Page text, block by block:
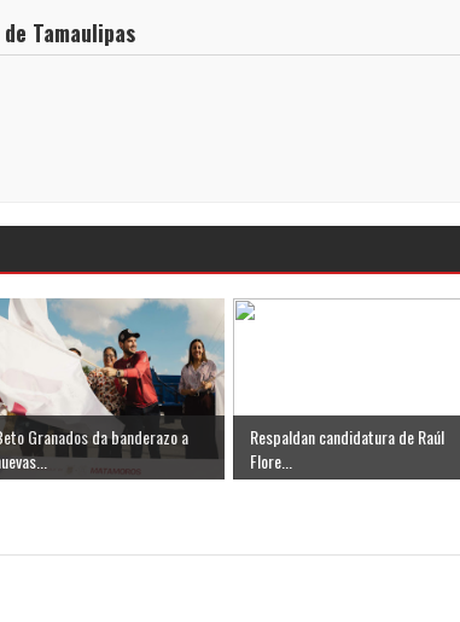
Tamaulipas
Granados da banderazo a
Respaldan candidatura de Raúl
Flore...